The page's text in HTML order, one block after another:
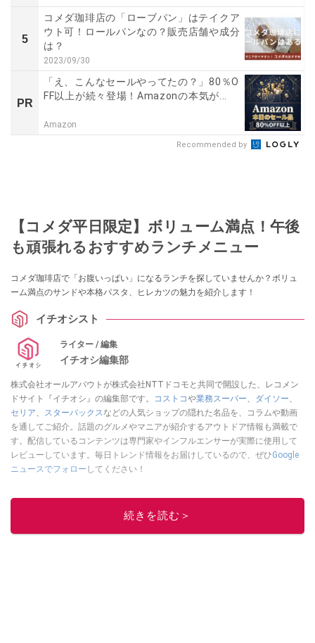
5
コメダ珈琲店の「ローブパン」はテイクア
ウト可！ロールパンなの？販売店舗や成分
は？
2023/09/30
PR
「え、こんなセールやってたの？」80％O
FF以上が続々登場！Amazonの本気が...
Amazon
Recommended by
【コメダ平日限定】ボリューム満点！午後
も頑張れるおすすめランチメニュー
コメダ珈琲店で「お腹いっぱい」になるランチを探していませんか？ボリュ
ーム満点のサンドや本格パスタ、ヒレカツの魅力を紹介します！
イチオシスト
ライター / 編集
イチオシ編集部
株式会社オールアバウトが株式会社NTTドコモと共同で開設した、レコメン
ドサイト『イチオシ』の編集部です。
コストコや業務スーパー、 ダイソー、
セリア、 スターバックスなどの人気ショップの隠れた名品を、コラムや動画
を通してご紹介。話題のグルメやマニアが紹介するアウトドア情報も満載で
す。配信しているコンテンツは専門家やインフルエンサーが実際に使用して
レビューしています。毎日トレンド情報をお届けしているので、ぜひGoogle
ニュースでフォロー してください！
続きを読む＞